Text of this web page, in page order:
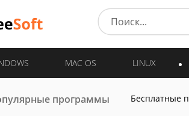
MAC OS LINUX
программы Бесплатные